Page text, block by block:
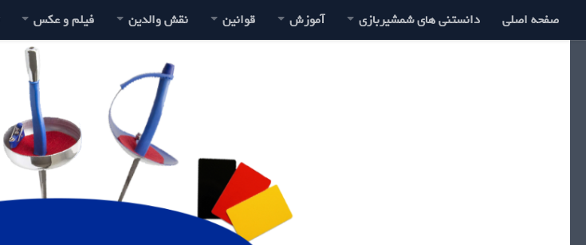
صفحه اصلی دانستنی های شمشیربازی آموزش قوانین نقش والدین فیلم و عکس